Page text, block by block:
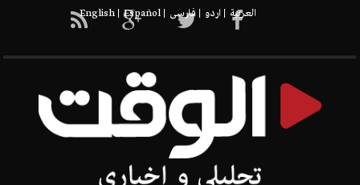
العربیة اردو فارسی Español
English